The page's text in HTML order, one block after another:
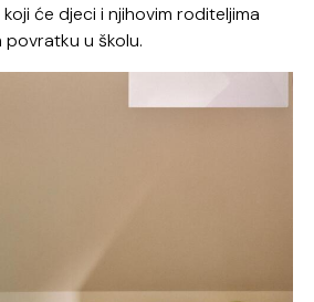
će djeci i njihovim roditeljima
u školu.